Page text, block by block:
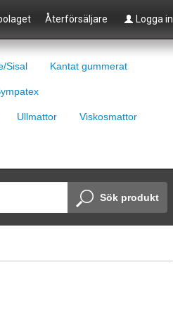
Återförsäljare Logga in
Sisal Kantat gummerat
Ullmattor Viskosmattor
Sök produkt